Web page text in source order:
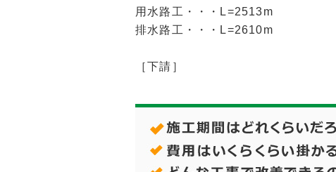
用水路工・・・L=2513m
排水路工・・・L=2610m
［下請］